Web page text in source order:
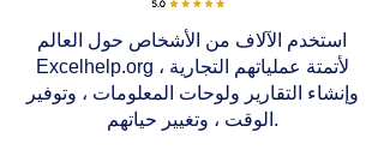
استخدم الآلاف من الأشخاص حول العالم
Excelhelp.org لأتمتة عملياتهم التجارية ،
وإنشاء التقارير ولوحات المعلومات ، وتوفير
الوقت ، وتغيير حياتهم.